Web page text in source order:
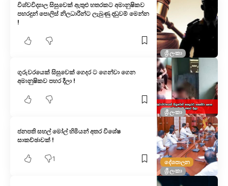
ශ්‍රී ලංකා
විශ්වවිද්‍යාල සිසුවෙක් ඇතුළු හතරකට අමානුෂිකව
පහරදුන් පොලිස් නිලධාරීන්ට ලැබුණු දඬුවම් මෙන්න
!
ශ්‍රී ලංකා
ගුරුවරයෙක් සිසුවෙක් ගෙදර ට ගෙන්වා ගෙන
අමානුෂිකව පහර දීලා !
දේශපාලන
ශ්‍රී ලංකා
ජනපති සහල් මෝල් හිමියන් අතර විශේෂ
සාකච්ඡාවක් !
1